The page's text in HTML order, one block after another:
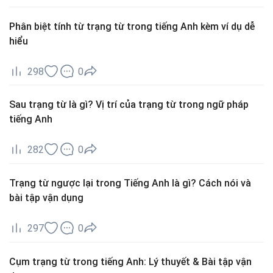
Phân biệt tính từ trạng từ trong tiếng Anh kèm ví dụ dễ
hiểu
298 0
Sau trạng từ là gì? Vị trí của trạng từ trong ngữ pháp
tiếng Anh
282 0
Trạng từ ngược lại trong Tiếng Anh là gì? Cách nói và
bài tập vận dụng
297 0
Cụm trạng từ trong tiếng Anh: Lý thuyết & Bài tập vận